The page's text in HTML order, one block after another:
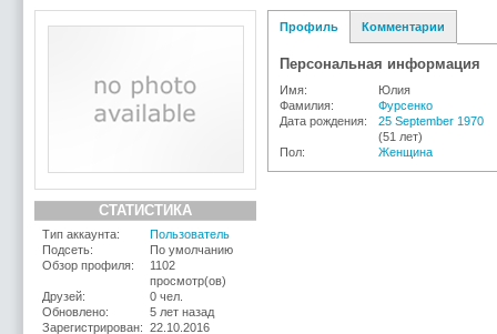
СТАТИСТИКА
Тип аккаунта:
Пользователь
Подсеть:
По умолчанию
Обзор профиля:
1102
просмотр(ов)
Друзей:
0 чел.
Обновлено:
5 лет назад
Зарегистрирован: 22.10.2016
Профиль Комментарии
Персональная информация
Имя:
Юлия
Фамилия:
Фурсенко
Дата рождения:
25 September 1970
(51 лет)
Пол:
Женщина